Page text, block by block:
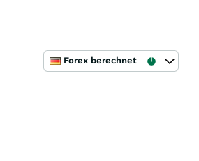
Forex berechnet